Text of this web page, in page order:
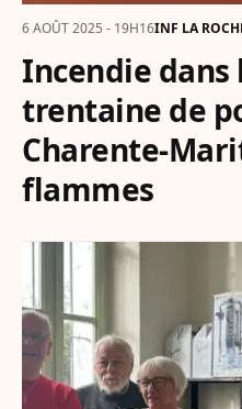
6 AOÛT 2025 - 19H16INF LA
Incendie dans
trentaine de
Charente-
flammes